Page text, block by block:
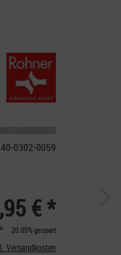
40-0302-0059
€ *
20.05% gespart
Versandkosten